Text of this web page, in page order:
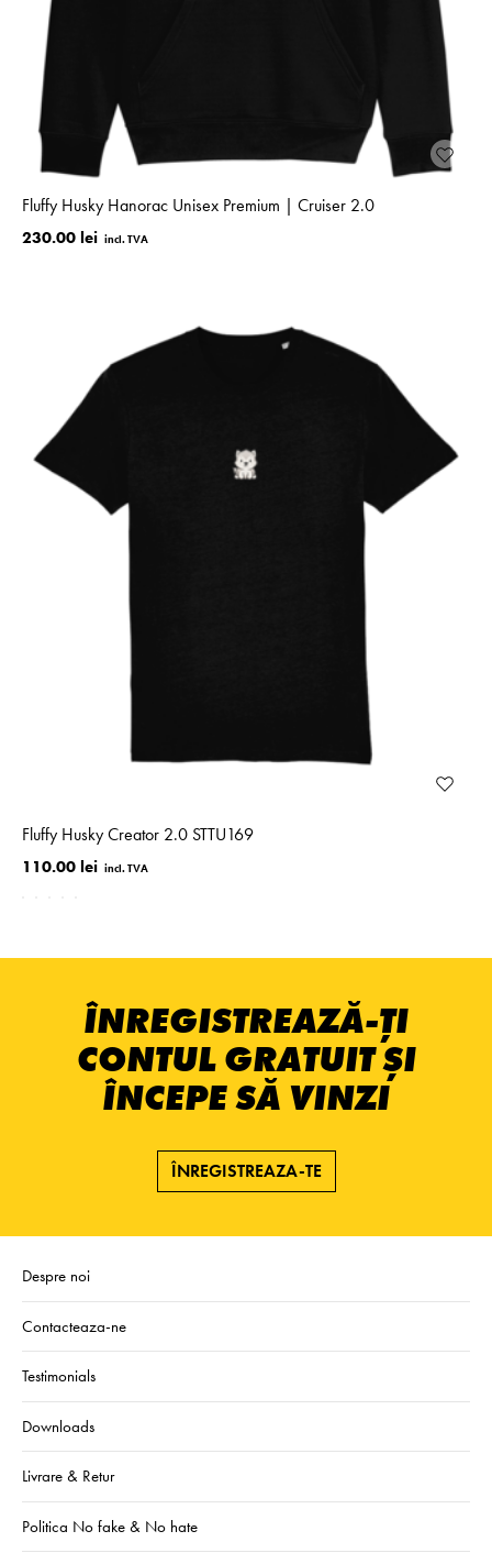
Fluffy Husky Hanorac Unisex Premium | Cruiser 2.0
230.00 lei
Fluffy Husky Creator 2.0 STTU169
110.00 lei
ÎNREGISTREAZĂ-ȚI
CONTUL GRATUIT ȘI
ÎNCEPE SĂ VINZI
ÎNREGISTREAZA-TE
Despre noi
Contacteaza-ne
Testimonials
Downloads
Livrare & Retur
Politica No fake & No hate